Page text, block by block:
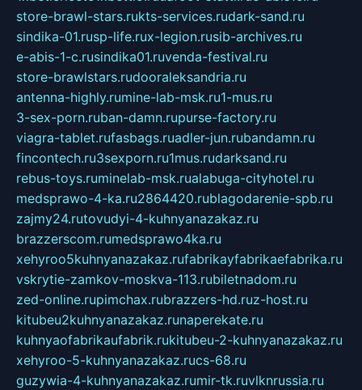
store-brawl-stars.rukts-services.rudark-sand.ru
sindika-01.rusp-life.rux-legion.rusib-archives.ru
e-abis-1-c.rusindika01.ruvenda-festival.ru
store-brawlstars.rudooraleksandria.ru
antenna-highly.rumine-lab-msk.ru1-mus.ru
3-sex-porn.ruban-damn.rupurse-factory.ru
viagra-tablet.rufasbags.ruadler-jun.rubandamn.ru
fincontech.ru3sexporn.ru1mus.rudarksand.ru
rebus-toys.ruminelab-msk.rualabuga-cityhotel.ru
medsprawo-4-ka.ru2864420.rublagodarenie-spb.ru
zajmy24.rutovudyi-4-kuhnyanazakaz.ru
brazzerscom.rumedsprawo4ka.ru
xehyroo5kuhnyanazakaz.rufabrikayfabrikaefabrika.ru
vskrytie-zamkov-moskva-113.rubiletnadom.ru
zed-online.rupimchax.rubrazzers-hd.ruz-host.ru
kitubeu2kuhnyanazakaz.runaperekate.ru
kuhnyaofabrikaufabrik.rukitubeu-2-kuhnyanazakaz.ru
xehyroo-5-kuhnyanazakaz.rucs-68.ru
guzywia-4-kuhnyanazakaz.rumir-tk.ruvlknrussia.ru